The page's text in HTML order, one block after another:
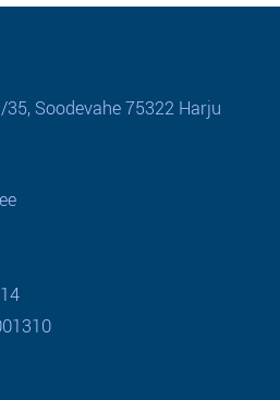
Soodevahe 75322 Harju